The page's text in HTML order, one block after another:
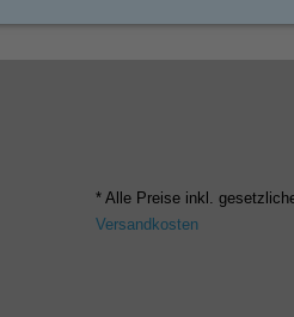
* Alle Preise inkl.
Versandkosten